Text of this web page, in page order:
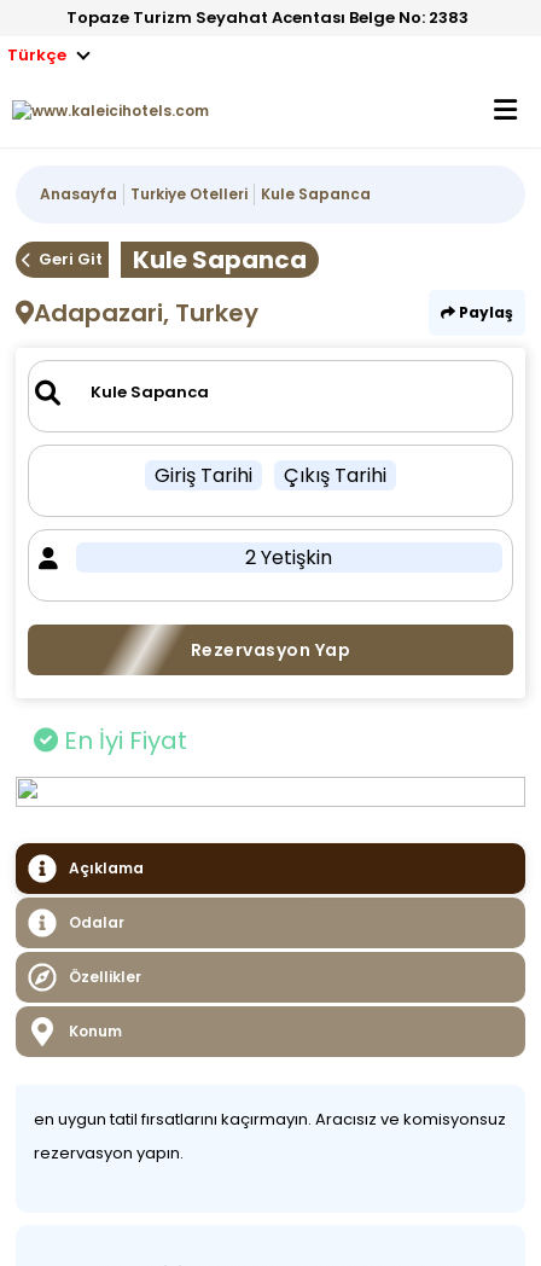
Topaze Turizm Seyahat Acentası Belge No: 2383
Türkçe
Anasayfa Turkiye Otelleri Kule Sapanca
Geri Git
Kule Sapanca
Adapazari, Turkey
Paylaş
Giriş Tarihi Çıkış Tarihi
2 Yetişkin
Rezervasyon Yap
En İyi Fiyat
Açıklama
Odalar
Özellikler
Konum
en uygun tatil fırsatlarını kaçırmayın. Aracısız ve komisyonsuz
rezervasyon yapın.